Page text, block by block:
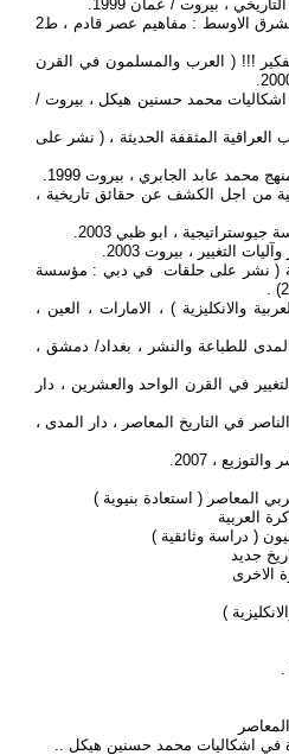
، بيروت / عّمان 1999.
- العولمة الجديدة والمجال الحيوي للشرق الاوسط : مفاهيم عصر قادم ، ط2
!!! ( العرب والمسلمون في القرن
محمد حسنين هيكل ، بيروت /
العراقية المثقفة الحديثة ، ( نشر على
محمد عابد الجابري ، بيروت 1999.
من اجل الكشف عن حقائق تاريخية ،
، ابو ظبي 2003.
التغيير ، بيروت 2003.
( نشر على حلقات في دبي : مؤسسة
والانكليزية ) ، الامارات ، العين ،
للطباعة والنشر ، بغداد/ دمشق ،
في القرن الواحد والعشرين ، دار
في التاريخ المعاصر ، دار المدى ،
، 2007.
المعاصر ( استعادة بنيوية )
العربية
( دراسة وثائقية )
الاخرى
)
في اشكاليات محمد حسنين هيكل ..